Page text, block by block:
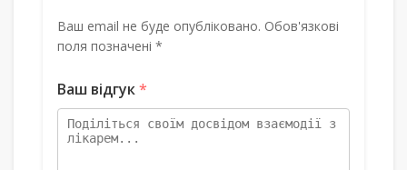
Ваш email не буде опубліковано. Обов'язкові
поля позначені *
Ваш відгук*